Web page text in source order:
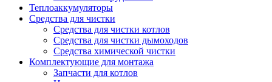
Теплоаккумуляторы
Средства для чистки
Средства для чистки котлов
Средства для чистки дымоходов
Средства химической чистки
Комплектующие для монтажа
Запчасти для котлов